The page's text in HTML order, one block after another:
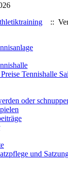
::
Tennishalle
oder
und